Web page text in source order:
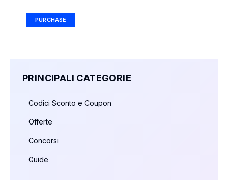
PURCHASE
PRINCIPALI CATEGORIE
Codici Sconto e Coupon
Offerte
Concorsi
Guide